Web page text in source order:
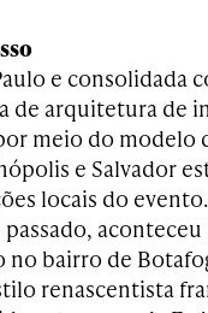
e consolidada
de arquitetura de
meio do modelo
e Salvador
locais do
no bairro de
renascentista